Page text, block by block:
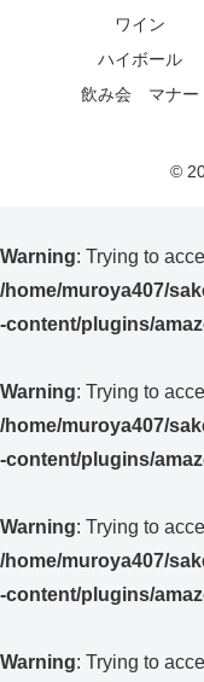
ワイン
ハイボール
飲み会 マナー
©
Warning: Trying to
/home/muroya407/
-content/plugins/
Warning: Trying to
/home/muroya407/
-content/plugins/
Warning: Trying to
/home/muroya407/
-content/plugins/
Warning: Trying to